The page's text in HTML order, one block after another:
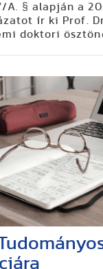
A. § alapján a
ír ki Prof.
doktori